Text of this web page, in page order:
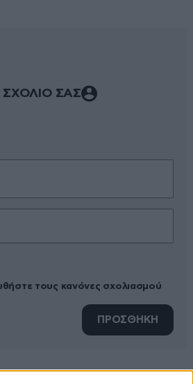
ΣΑΣ
τους κανόνες σχολιασμού
ΠΡΟΣΘΗΚΗ